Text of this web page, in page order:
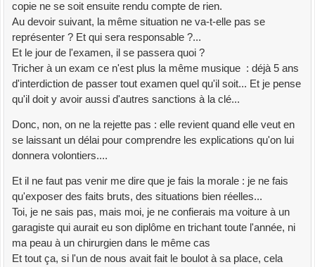
copie ne se soit ensuite rendu compte de rien.
Au devoir suivant, la même situation ne va-t-elle pas se
représenter ? Et qui sera responsable ?...
Et le jour de l'examen, il se passera quoi ?
Tricher à un exam ce n'est plus la même musique : déjà 5 ans
d'interdiction de passer tout examen quel qu'il soit... Et je pense
qu'il doit y avoir aussi d'autres sanctions à la clé...
Donc, non, on ne la rejette pas : elle revient quand elle veut en
se laissant un délai pour comprendre les explications qu'on lui
donnera volontiers....
Et il ne faut pas venir me dire que je fais la morale : je ne fais
qu'exposer des faits bruts, des situations bien réelles...
Toi, je ne sais pas, mais moi, je ne confierais ma voiture à un
garagiste qui aurait eu son diplôme en trichant toute l'année, ni
ma peau à un chirurgien dans le même cas
Et tout ça, si l'un de nous avait fait le boulot à sa place, cela